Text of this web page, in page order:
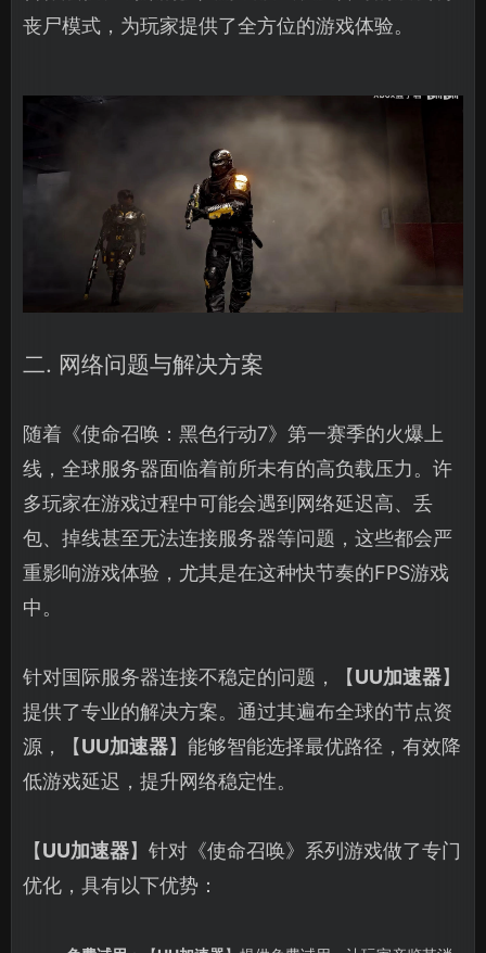
丧尸模式，为玩家提供了全方位的游戏体验。
二. 网络问题与解决方案
随着《使命召唤：黑色行动7》第一赛季的火爆上
线，全球服务器面临着前所未有的高负载压力。许
多玩家在游戏过程中可能会遇到网络延迟高、丢
包、掉线甚至无法连接服务器等问题，这些都会严
重影响游戏体验，尤其是在这种快节奏的FPS游戏
中。
针对国际服务器连接不稳定的问题，【UU加速器】
提供了专业的解决方案。通过其遍布全球的节点资
源，【UU加速器】能够智能选择最优路径，有效降
低游戏延迟，提升网络稳定性。
【UU加速器】针对《使命召唤》系列游戏做了专门
优化，具有以下优势：